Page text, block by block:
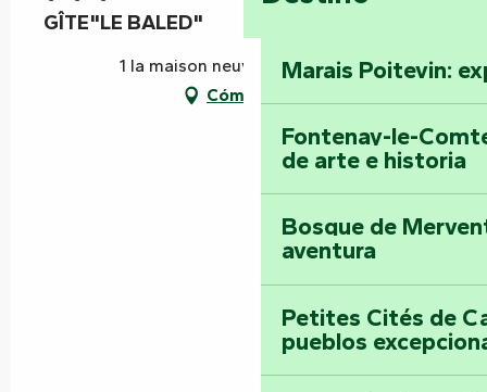
Marais Poitevin:
Fontenay-le-
de arte e historia
Bosque de
aventura
Petites Cités de
pueblos
GÎTE"LE BALED"
1 la maison neuve, 85120 Terval
Cómo llegar